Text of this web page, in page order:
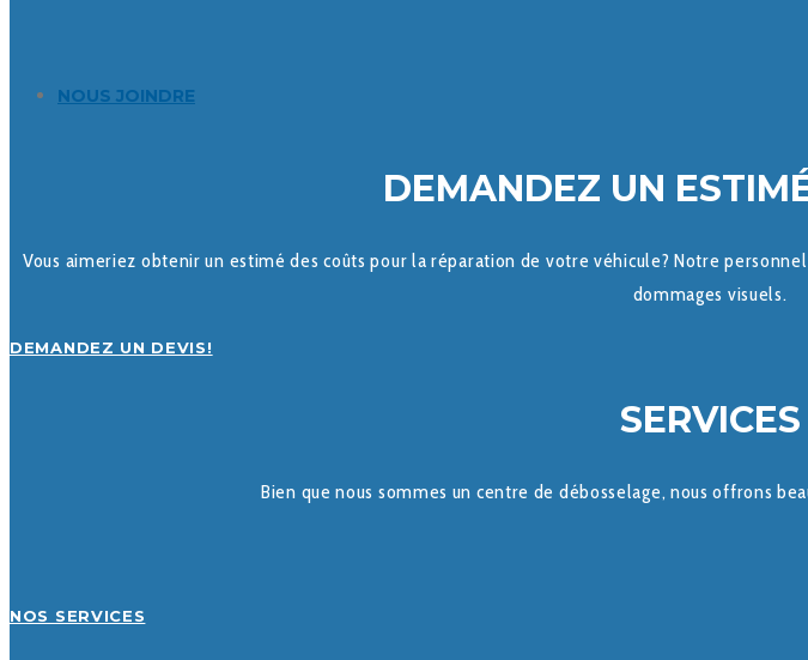
NOUS JOINDRE
DEMANDEZ UN
Vous aimeriez obtenir un estimé des coûts pour la réparation de votre véhicule? Notre
dommages visuels.
DEMANDEZ UN DEVIS!
SERVICES
Bien que nous sommes un centre de débosselage, nous offrons
NOS SERVICES